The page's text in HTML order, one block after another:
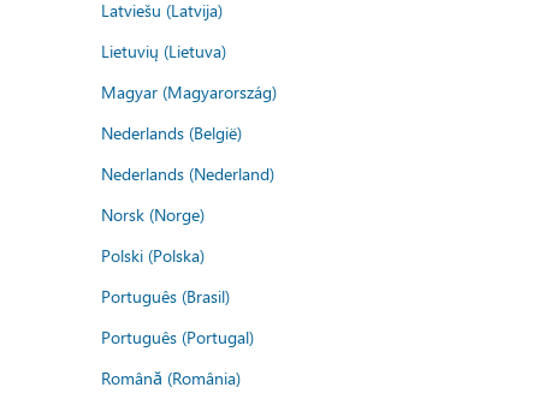
Latviešu (Latvija)
Lietuvių (Lietuva)
Magyar (Magyarország)
Nederlands (België)
Nederlands (Nederland)
Norsk (Norge)
Polski (Polska)
Português (Brasil)
Português (Portugal)
Română (România)